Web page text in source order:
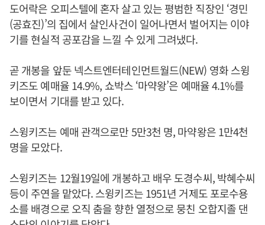
도어락은 오피스텔에 혼자 살고 있는 평범한 직장인 ‘경민
(공효진)’의 집에서 살인사건이 일어나면서 벌어지는 이야
기를 현실적 공포감을 느낄 수 있게 그려냈다.
곧 개봉을 앞둔 넥스트엔터테인먼트월드(NEW) 영화 스윙
키즈도 예매율 14.9%, 쇼박스 ‘마약왕’은 예매율 4.1%를
보이면서 기대를 받고 있다.
스윙키즈는 예매 관객으로만 5만3천 명, 마약왕은 1만4천
명을 모았다.
스윙키즈는 12월19일에 개봉하고 배우 도경수씨, 박혜수씨
등이 주연을 맡았다. 스윙키즈는 1951년 거제도 포로수용
소를 배경으로 오직 춤을 향한 열정으로 뭉친 오합지졸 댄